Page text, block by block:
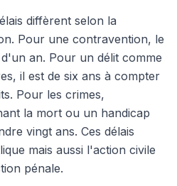
diffèrent selon la
Pour une contravention, le
an. Pour un délit comme
il est de six ans à compter
Pour les crimes,
la mort ou un handicap
vingt ans. Ces délais
mais aussi l'action civile
pénale.